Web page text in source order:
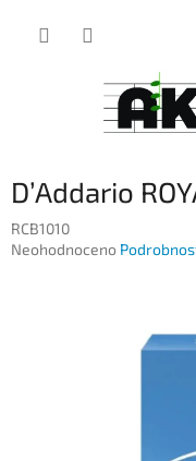
D’Addario
RCB1010
Průměrné
Neohodnoceno